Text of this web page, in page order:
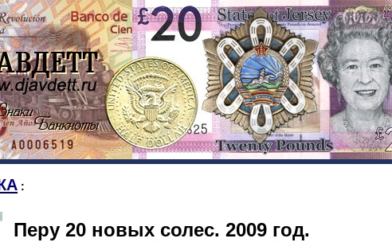
:
Перу 20 новых солес. 2009 год.